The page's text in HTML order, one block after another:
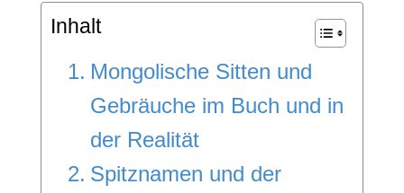
Inhalt
Mongolische Sitten und
Gebräuche im Buch und in
der Realität
Spitznamen und der